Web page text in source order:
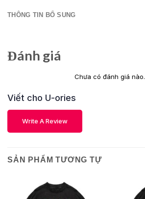
THÔNG TIN BỔ SUNG
Đánh giá
Chưa có đánh giá nào.
Viết cho U-ories
Write A Review
SẢN PHẨM TƯƠNG TỰ